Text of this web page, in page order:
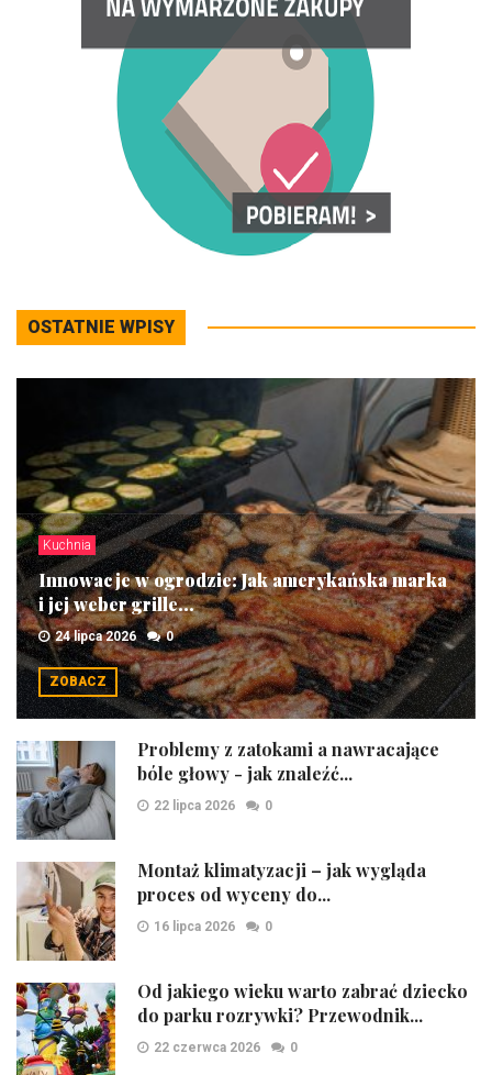
OSTATNIE WPISY
Kuchnia
Innowacje w ogrodzie: Jak amerykańska marka
i jej weber grille...
24 lipca 2026 0
ZOBACZ
Problemy z zatokami a nawracające
bóle głowy - jak znaleźć...
22 lipca 2026 0
Montaż klimatyzacji – jak wygląda
proces od wyceny do...
16 lipca 2026 0
Od jakiego wieku warto zabrać dziecko
do parku rozrywki? Przewodnik...
22 czerwca 2026 0